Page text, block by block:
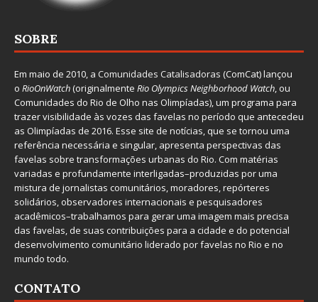
SOBRE
Em maio de 2010, a Comunidades Catalisadoras (ComCat) lançou
o RioOnWatch(originalmente Rio Olympics Neighborhood Watch, ou
Comunidades do Rio de Olho nas Olimpíadas), um programa para
trazer visibilidade às vozes das favelas no período que antecedeu
as Olimpíadas de 2016. Esse site de notícias, que se tornou uma
referência necessária e singular, apresenta perspectivas das
favelas sobre transformações urbanas do Rio. Com matérias
variadas e profundamente interligadas–produzidas por uma
mistura de jornalistas comunitários, moradores, repórteres
solidários, observadores internacionais e pesquisadores
acadêmicos–trabalhamos para gerar uma imagem mais precisa
das favelas, de suas contribuições para a cidade e do potencial
desenvolvimento comunitário liderado por favelas no Rio e no
mundo todo.
CONTATO